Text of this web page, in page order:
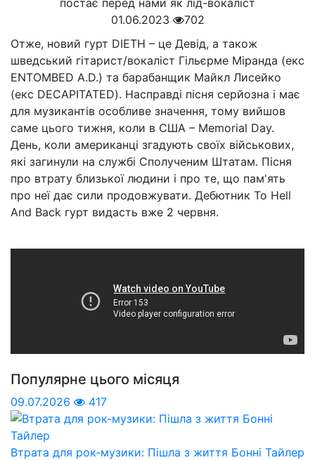
01.06.2023
702
Отже, новий гурт DIETH – це Девід, а також
шведський гітарист/вокаліст Гільєрме Міранда (екс
ENTOMBED A.D.) та барабанщик Майкл Лисейко
(екс DECAPITATED). Насправді пісня серйозна і має
для музикантів особливе значення, тому вийшов
саме цього тижня, коли в США – Memorial Day.
День, коли американці згадують своїх військових,
які загинули на службі Сполученим Штатам. Пісня
про втрату близької людини і про те, що пам'ять
про неї дає сили продовжувати. Дебютник To Hell
And Back гурт видасть вже 2 червня.
Популярне цього місяця
09.07.2026 417
Втрата для рок-музики: Пішла з життя Бонні Тайлер